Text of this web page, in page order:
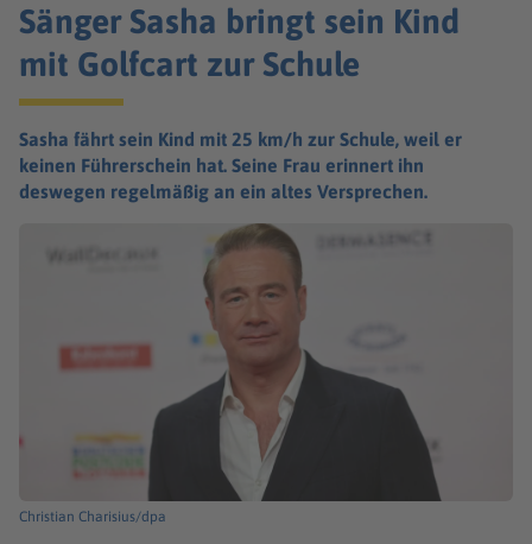
Sänger Sasha bringt sein Kind
mit Golfcart zur Schule
Sasha fährt sein Kind mit 25 km/h zur Schule, weil er
keinen Führerschein hat. Seine Frau erinnert ihn
deswegen regelmäßig an ein altes Versprechen.
Christian Charisius/dpa